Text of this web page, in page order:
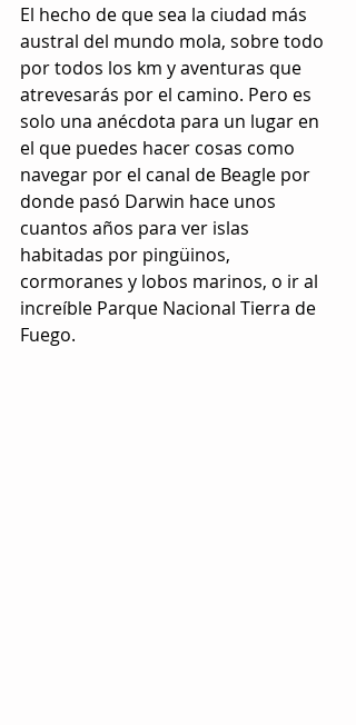
El hecho de que sea la ciudad más
austral del mundo mola, sobre todo
por todos los km y aventuras que
atrevesarás por el camino. Pero es
solo una anécdota para un lugar en
el que puedes hacer cosas como
navegar por el canal de Beagle por
donde pasó Darwin hace unos
cuantos años para ver islas
habitadas por pingüinos,
cormoranes y lobos marinos, o ir al
increíble Parque Nacional Tierra de
Fuego.